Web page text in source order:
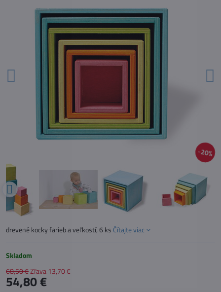
20%
drevené kocky farieb a veľkostí, 6 ks Čítajte viac
Skladom
68,50 €Zľava 13,70 €
54,80 €